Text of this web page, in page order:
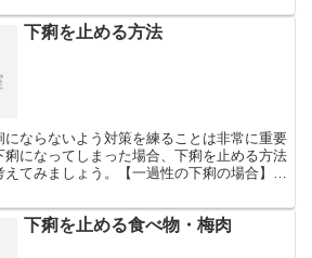
下痢を止める方法
ならないよう対策を練ることは非常に重要
になってしまった場合、下痢を止める方法
てみましょう。【一過性の下痢の場合】ウ
下痢を止める食べ物・梅肉